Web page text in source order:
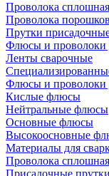
Проволока сплошная
Проволока
Прутки
Флюсы и проволоки
Ленты сварочные
Флюсы и проволоки
Кислые флюсы
Нейтральные флюсы
Основные флюсы
Высокоосновные
Материалы для
Проволока сплошная
Присадочные прутки